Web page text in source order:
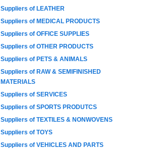
Suppliers of LEATHER
Suppliers of MEDICAL PRODUCTS
Suppliers of OFFICE SUPPLIES
Suppliers of OTHER PRODUCTS
Suppliers of PETS & ANIMALS
Suppliers of RAW & SEMIFINISHED
MATERIALS
Suppliers of SERVICES
Suppliers of SPORTS PRODUTCS
Suppliers of TEXTILES & NONWOVENS
Suppliers of TOYS
Suppliers of VEHICLES AND PARTS